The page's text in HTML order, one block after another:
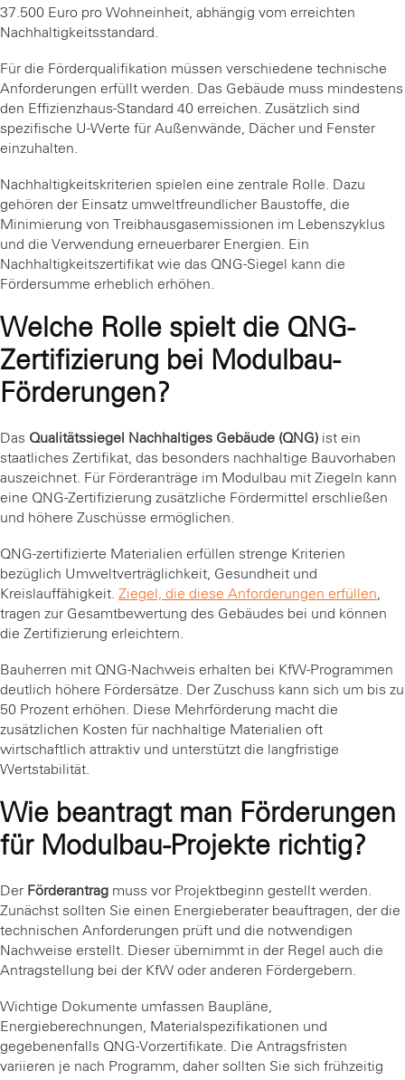
37.500 Euro pro Wohneinheit, abhängig vom erreichten
Nachhaltigkeitsstandard.
Für die Förderqualifikation müssen verschiedene technische
Anforderungen erfüllt werden. Das Gebäude muss mindestens
den Effizienzhaus-Standard 40 erreichen. Zusätzlich sind
spezifische U-Werte für Außenwände, Dächer und Fenster
einzuhalten.
Nachhaltigkeitskriterien spielen eine zentrale Rolle. Dazu
gehören der Einsatz umweltfreundlicher Baustoffe, die
Minimierung von Treibhausgasemissionen im Lebenszyklus
und die Verwendung erneuerbarer Energien. Ein
Nachhaltigkeitszertifikat wie das QNG-Siegel kann die
Fördersumme erheblich erhöhen.
Welche Rolle spielt die QNG-
Zertifizierung bei Modulbau-
Förderungen?
Das Qualitätssiegel Nachhaltiges Gebäude (QNG) ist ein
staatliches Zertifikat, das besonders nachhaltige Bauvorhaben
auszeichnet. Für Förderanträge im Modulbau mit Ziegeln kann
eine QNG-Zertifizierung zusätzliche Fördermittel erschließen
und höhere Zuschüsse ermöglichen.
QNG-zertifizierte Materialien erfüllen strenge Kriterien
bezüglich Umweltverträglichkeit, Gesundheit und
Kreislauffähigkeit. Ziegel, die diese Anforderungen erfüllen
tragen zur Gesamtbewertung des Gebäudes bei und können
die Zertifizierung erleichtern.
Bauherren mit QNG-Nachweis erhalten bei KfW-Programmen
deutlich höhere Fördersätze. Der Zuschuss kann sich um bis zu
50 Prozent erhöhen. Diese Mehrförderung macht die
zusätzlichen Kosten für nachhaltige Materialien oft
wirtschaftlich attraktiv und unterstützt die langfristige
Wertstabilität.
Wie beantragt man Förderungen
für Modulbau-Projekte richtig?
Der Förderantrag muss vor Projektbeginn gestellt werden.
Zunächst sollten Sie einen Energieberater beauftragen, der die
technischen Anforderungen prüft und die notwendigen
Nachweise erstellt. Dieser übernimmt in der Regel auch die
Antragstellung bei der KfW oder anderen Fördergebern.
Wichtige Dokumente umfassen Baupläne,
Energieberechnungen, Materialspezifikationen und
gegebenenfalls QNG-Vorzertifikate. Die Antragsfristen
variieren je nach Programm, daher sollten Sie sich frühzeitig